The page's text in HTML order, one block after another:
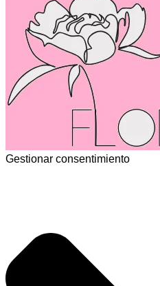
Gestionar consentimiento